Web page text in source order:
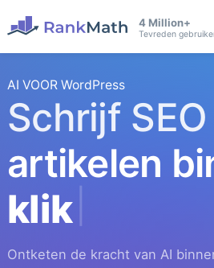
4 Million+
Tevreden
AI VOOR WordPress
Schrijf SEO
artikelen
klik
Ontketen de kracht van AI